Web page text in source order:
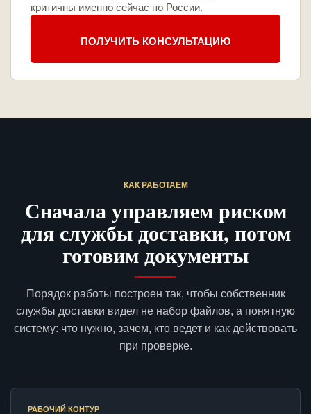
критичны именно сейчас по России.
ПОЛУЧИТЬ КОНСУЛЬТАЦИЮ
КАК РАБОТАЕМ
Сначала управляем риском
для службы доставки, потом
готовим документы
Порядок работы построен так, чтобы собственник
службы доставки видел не набор файлов, а понятную
систему: что нужно, зачем, кто ведет и как действовать
при проверке.
РАБОЧИЙ КОНТУР